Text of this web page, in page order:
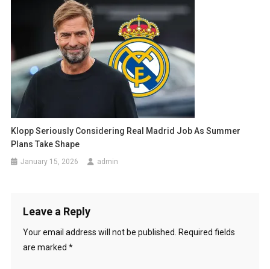
Klopp Seriously Considering Real Madrid Job As Summer
Plans Take Shape
January 15, 2026 admin
Leave a Reply
Your email address will not be published.
Required fields
are marked *